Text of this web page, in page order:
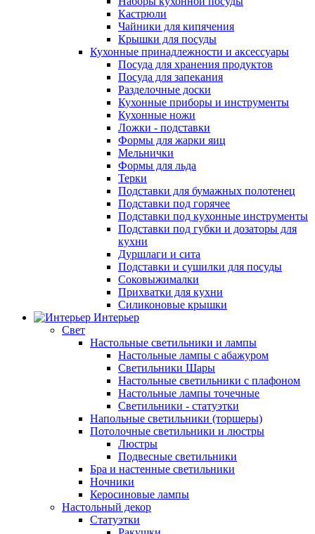
Кастрюли
Чайники для кипячения
Крышки для посуды
Кухонные принадлежности и аксессуары
Посуда для хранения продуктов
Посуда для запекания
Разделочные доски
Кухонные приборы и инструменты
Кухонные ножи
Ложки - подставки
Формы для жарки яиц
Мельнички
Формы для льда
Терки
Подставки для бумажных полотенец
Подставки под горячее
Подставки под кухонные инструменты
Подставки под губки и дозаторы для
кухни
Дуршлаги и сита
Подставки и сушилки для посуды
Соковыжималки
Прихватки для кухни
Силиконовые крышки
Интерьер
Свет
Настольные светильники и лампы
Настольные лампы с абажуром
Светильники Шары
Настольные светильники с плафоном
Настольные лампы точечные
Светильники - статуэтки
Напольные светильники (торшеры)
Потолочные светильники и люстры
Люстры
Подвесные светильники
Бра и настенные светильники
Ночники
Керосиновые лампы
Настольный декор
Статуэтки